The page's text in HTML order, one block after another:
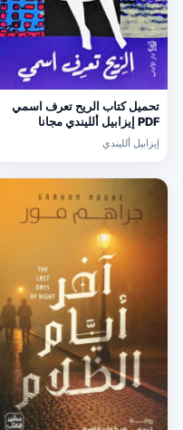
تحميل كتاب الريح تعرف اسمي
PDF إيزابيل ألليندي مجانا
إيزابيل ألليندي